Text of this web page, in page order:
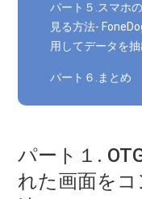
パート５.スマホ
見る方法-
用してデータを
パート６.まとめ
パート１.
れた画面を